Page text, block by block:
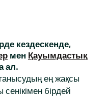
кездескенде,
мен Қауымдастық
ал.
ең жақсы
бірдей